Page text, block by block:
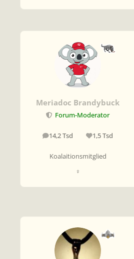
Meriadoc Brandybuck
Forum-Moderator
14,2 Tsd
Beiträge 1,5 Tsd
Reputation
Koalaitionsmitglied
♀